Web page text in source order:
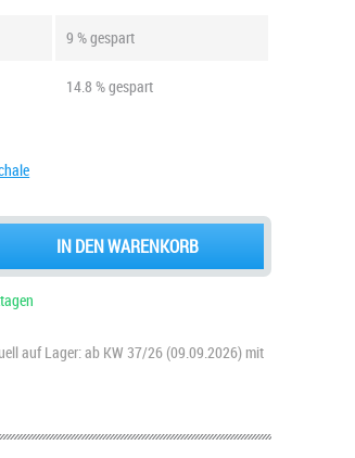
9 % gespart
14.8 % gespart
IN DEN WARENKORB
auf Lager: ab KW 37/26 (09.09.2026) mit